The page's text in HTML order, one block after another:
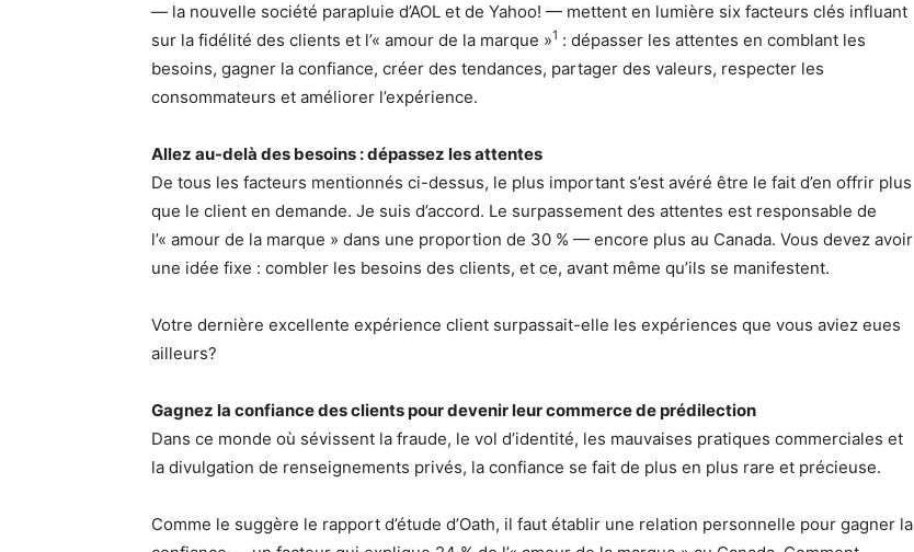
— la nouvelle société parapluie d’AOL et de Yahoo! — mettent en lumière six facteurs clés influant
sur la fidélité des clients et l’« amour de la marque »1 : dépasser les attentes en comblant les
besoins, gagner la confiance, créer des tendances, partager des valeurs, respecter les
consommateurs et améliorer l’expérience.
Allez au-delà des besoins : dépassez les attentes
De tous les facteurs mentionnés ci-dessus, le plus important s’est avéré être le fait d’en offrir plus
que le client en demande. Je suis d’accord. Le surpassement des attentes est responsable de
l’« amour de la marque » dans une proportion de 30 % — encore plus au Canada. Vous devez avoir
une idée fixe : combler les besoins des clients, et ce, avant même qu’ils se manifestent.
Votre dernière excellente expérience client surpassait-elle les expériences que vous aviez eues
ailleurs?
Gagnez la confiance des clients pour devenir leur commerce de prédilection
Dans ce monde où sévissent la fraude, le vol d’identité, les mauvaises pratiques commerciales et
la divulgation de renseignements privés, la confiance se fait de plus en plus rare et précieuse.
Comme le suggère le rapport d’étude d’Oath, il faut établir une relation personnelle pour gagner la